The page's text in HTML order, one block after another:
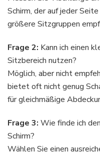
Schirm, der auf jeder
größere Sitzgruppen
Frage 2: Kann ich einen
Sitzbereich nutzen?
Möglich, aber nicht
bietet oft nicht genug
für gleichmäßige
Frage 3: Wie finde ich
Schirm?
Wählen Sie einen